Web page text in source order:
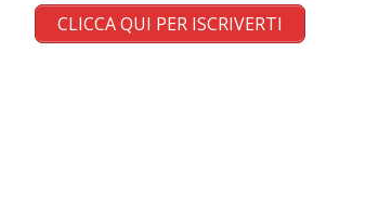
CLICCA QUI PER ISCRIVERTI